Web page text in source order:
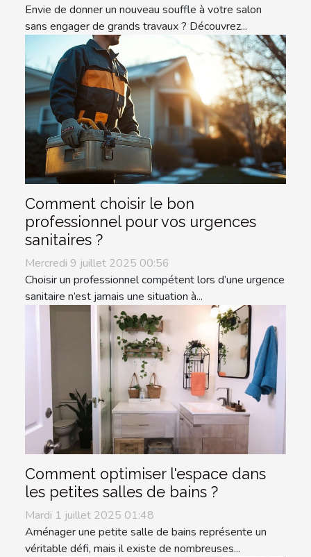
Envie de donner un nouveau souffle à votre salon
sans engager de grands travaux ? Découvrez...
Comment choisir le bon
professionnel pour vos urgences
sanitaires ?
Mercredi 9 juillet 2025 00:56
Choisir un professionnel compétent lors d’une urgence
sanitaire n’est jamais une situation à...
Comment optimiser l'espace dans
les petites salles de bains ?
Mardi 1 juillet 2025 01:48
Aménager une petite salle de bains représente un
véritable défi, mais il existe de nombreuses...